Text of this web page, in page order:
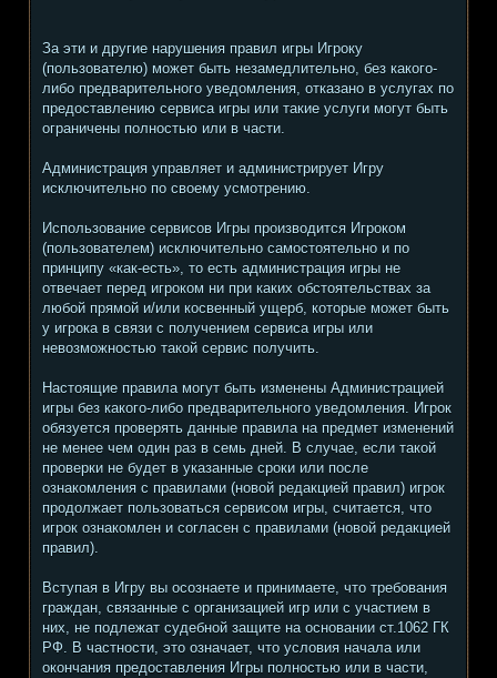
За эти и другие нарушения правил игры Игроку
(пользователю) может быть незамедлительно, без какого-
либо предварительного уведомления, отказано в услугах по
предоставлению сервиса игры или такие услуги могут быть
ограничены полностью или в части.
Администрация управляет и администрирует Игру
исключительно по своему усмотрению.
Использование сервисов Игры производится Игроком
(пользователем) исключительно самостоятельно и по
принципу «как-есть», то есть администрация игры не
отвечает перед игроком ни при каких обстоятельствах за
любой прямой и/или косвенный ущерб, которые может быть
у игрока в связи с получением сервиса игры или
невозможностью такой сервис получить.
Настоящие правила могут быть изменены Администрацией
игры без какого-либо предварительного уведомления. Игрок
обязуется проверять данные правила на предмет изменений
не менее чем один раз в семь дней. В случае, если такой
проверки не будет в указанные сроки или после
ознакомления с правилами (новой редакцией правил) игрок
продолжает пользоваться сервисом игры, считается, что
игрок ознакомлен и согласен с правилами (новой редакцией
правил).
Вступая в Игру вы осознаете и принимаете, что требования
граждан, связанные с организацией игр или с участием в
них, не подлежат судебной защите на основании ст.1062 ГК
РФ. В частности, это означает, что условия начала или
окончания предоставления Игры полностью или в части,